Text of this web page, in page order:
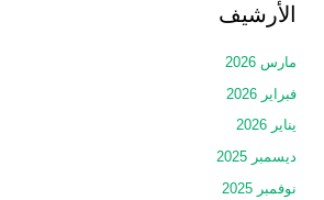
الأرشيف
مارس 2026
فبراير 2026
يناير 2026
ديسمبر 2025
نوفمبر 2025